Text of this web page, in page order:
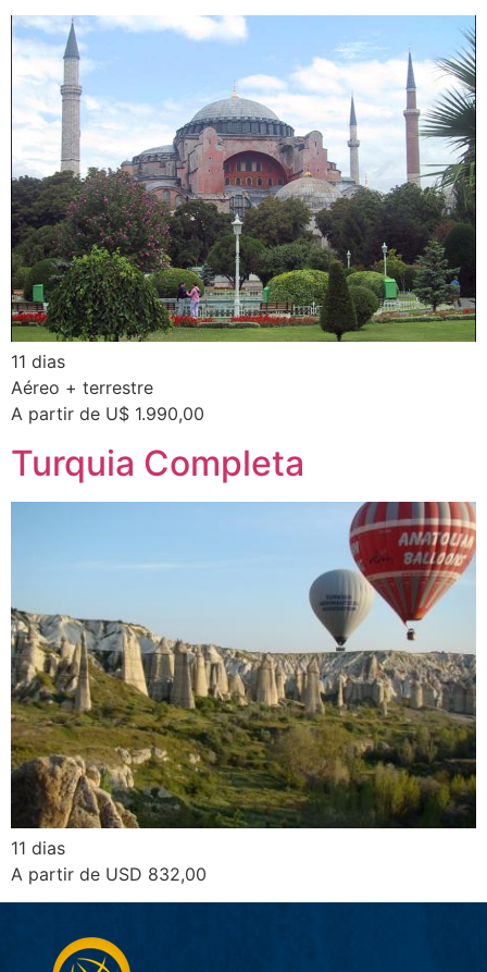
11 dias
Aéreo + terrestre
A partir de U$ 1.990,00
Turquia Completa
11 dias
A partir de USD 832,00